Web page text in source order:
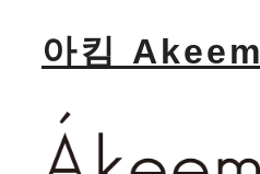
아킴 Akeem